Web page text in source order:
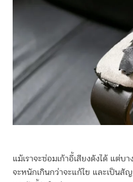
แม้เราจะซ่อม เก้าอี้เสียงดัง ได้ แต่บา
จะหนักเกินกว่าจะแก้ไข และเป็นสั